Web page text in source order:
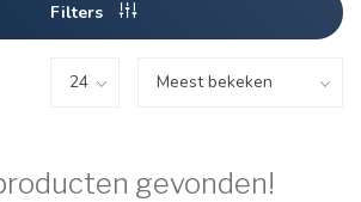
Filters
gevonden!